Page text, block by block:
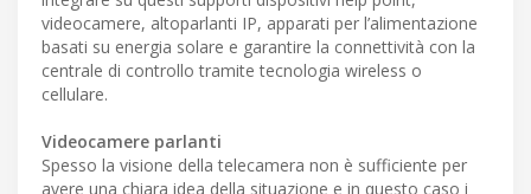
videocamere, altoparlanti IP, apparati per l’alimentazione
basati su energia solare e garantire la connettività con la
centrale di controllo tramite tecnologia wireless o
cellulare.
Videocamere parlanti
Spesso la visione della telecamera non è sufficiente per
avere una chiara idea della situazione e in questo caso i